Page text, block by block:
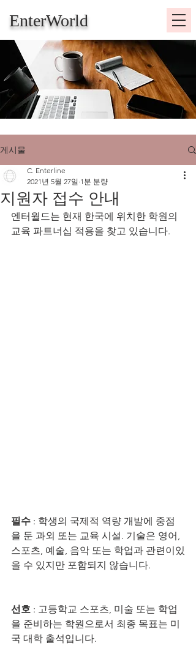
EnterWorld
게시물
지원자 접수 안내
C. Enterline
2021년 5월 27일 1분 분량
엔터월드는 현재 한국에 위치한 학원의
교육 파트너십 적용을 찾고 있습니다.
필수 : 학생의 국제적 역량 개발에 중점
을 둔 과외 또는 교육 시설. 기술은 영어,
스포츠, 예술, 음악 또는 학업과 관련이있
을 수 있지만 포함되지 않습니다.
선호 : 고등학교 스포츠, 미술 또는 학업
을 준비하는 학원으로서 최종 목표는 미
국 대학 출석입니다.